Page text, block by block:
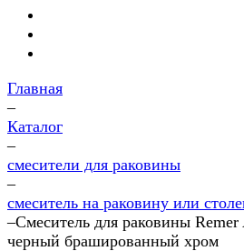
Главная
–
Каталог
–
смесители для раковины
–
смеситель на раковину или
–Смеситель для раковины
черный брашированный хром